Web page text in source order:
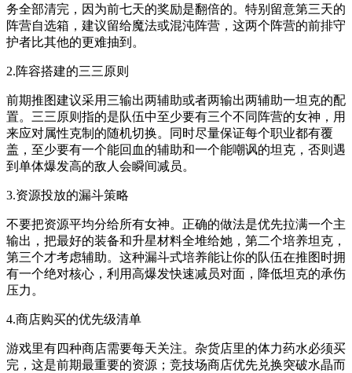
务全部清完，因为前七天的奖励是翻倍的。特别留意第三天的
阵营自选箱，建议留给魔法或混沌阵营，这两个阵营的前排守
护者比其他的更难抽到。
2.阵容搭建的三三原则
前期推图建议采用三输出两辅助或者两输出两辅助一坦克的配
置。三三原则指的是队伍中至少要有三个不同阵营的女神，用
来应对属性克制的随机切换。同时尽量保证每个职业都有覆
盖，至少要有一个能回血的辅助和一个能嘲讽的坦克，否则遇
到单体爆发高的敌人会瞬间减员。
3.资源投放的漏斗策略
不要把资源平均分给所有女神。正确的做法是优先拉满一个主
输出，把最好的装备和升星材料全堆给她，第二个培养坦克，
第三个才考虑辅助。这种漏斗式培养能让你的队伍在推图时拥
有一个绝对核心，利用高爆发快速减员对面，降低坦克的承伤
压力。
4.商店购买的优先级清单
游戏里有四种商店需要每天关注。杂货店里的体力药水必须买
完，这是前期最重要的资源；竞技场商店优先兑换突破水晶而